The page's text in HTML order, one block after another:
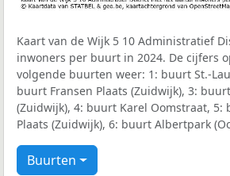
Kaart van de Wijk 5 10 Administratief
inwoners per buurt in 2024. De cijfers
volgende buurten weer: 1: buurt St.-
buurt Fransen Plaats (Zuidwijk), 3:
(Zuidwijk), 4: buurt Karel Oomstraat, 5:
Plaats (Zuidwijk), 6: buurt Albertpark
Buurten